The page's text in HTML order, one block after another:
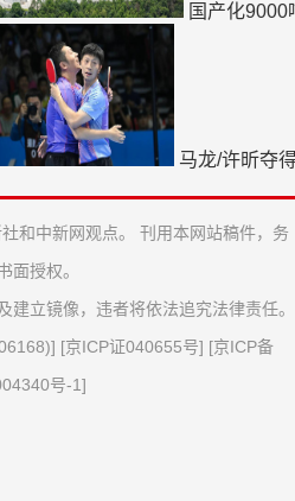
国产化9000
马龙/许昕夺
和中新网观点。 刊用本网站稿件，务
面授权。
建立镜像，违者将依法追究法律责任。
] [京ICP证040655号] [京ICP备
号-1]